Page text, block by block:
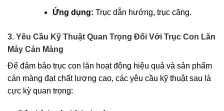
Ứng dụng: Trục dẫn hướng, trục căng.
3. Yêu Cầu Kỹ Thuật Quan Trọng Đối Với Trục Con Lăn
Máy Cán Màng
Để đảm bảo trục con lăn hoạt động hiệu quả và sản phẩm
cán màng đạt chất lượng cao, các yêu cầu kỹ thuật sau là
cực kỳ quan trọng: